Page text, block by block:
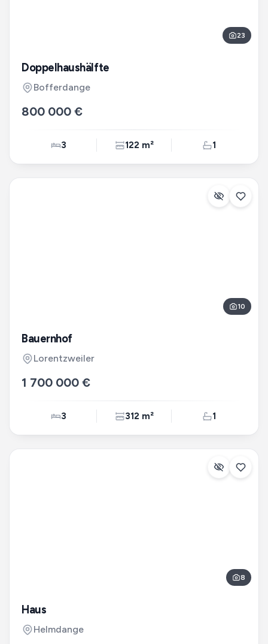
23
Doppelhaushälfte
Bofferdange
800 000 €
3 122 m² 1
10
Bauernhof
Lorentzweiler
1 700 000 €
3 312 m² 1
8
Haus
Helmdange